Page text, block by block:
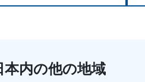
本内の他の地域